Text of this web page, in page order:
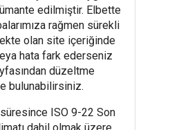
edilmiştir. Elbette
rağmen sürekli
olan site içeriğinde
hata fark ederseniz
düzeltme
bulunabilirsiniz.
ISO 9-22 Son